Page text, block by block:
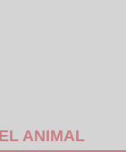
ANIMAL